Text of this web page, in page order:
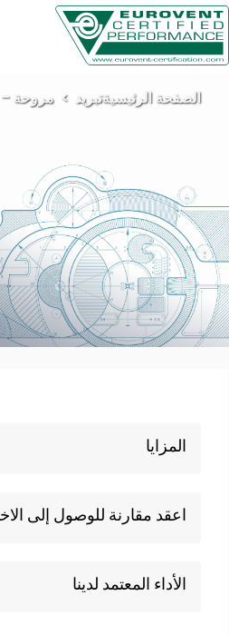
الرئيسية تبريد مروحة –
المزايا
اعقد مقارنة للوصول إلى
الأداء المعتمد لدينا